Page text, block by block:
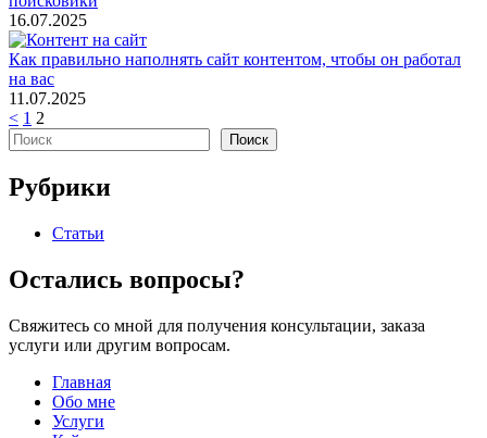
16.07.2025
Как правильно наполнять сайт контентом, чтобы он работал
на вас
11.07.2025
Пагинация
записей
< 1 2
Поиск
Поиск
Рубрики
Статьи
Остались вопросы?
Свяжитесь со мной для получения консультации, заказа
услуги или другим вопросам.
Главная
Обо мне
Услуги